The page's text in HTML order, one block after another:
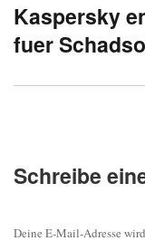
Nächster
Beitrag:
Kaspersky
fuer
Schreibe
Deine E-Mail-Adresse